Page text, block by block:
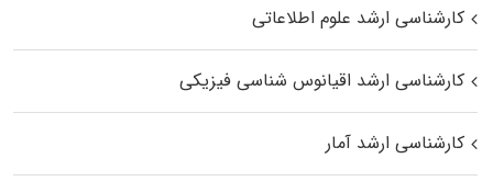
کارشناسی ارشد علوم اطلاعاتی
کارشناسی ارشد اقیانوس‌ شناسی فیزیکی
کارشناسی ارشد آمار